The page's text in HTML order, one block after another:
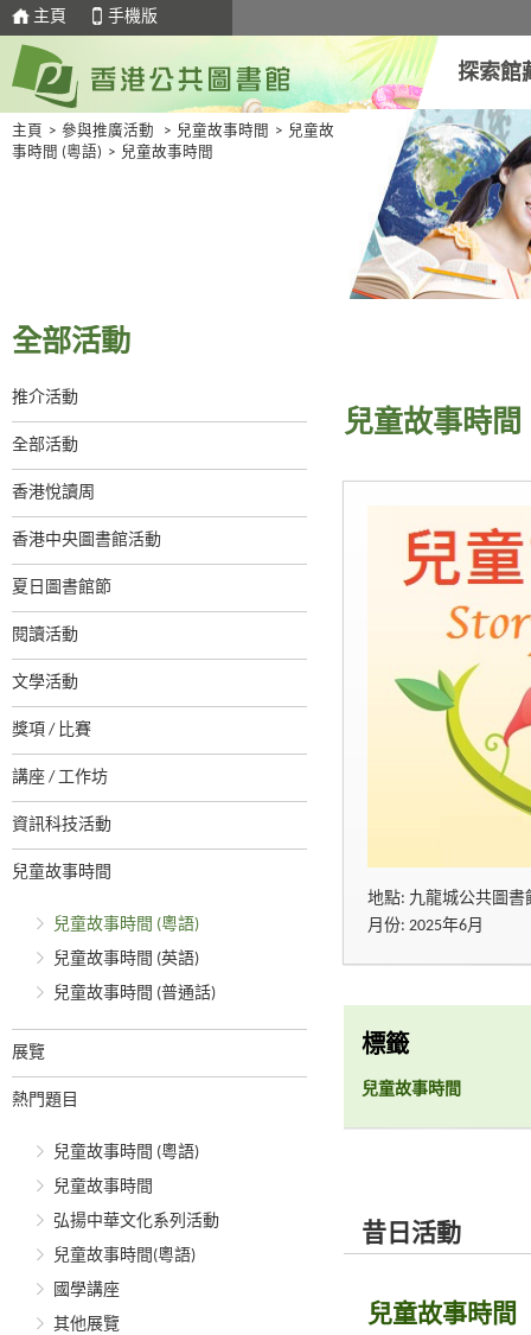
主頁 手機版
探索館
主頁 > 參與推廣活動 > 兒童故事時間 > 兒童故
事時間 (粵語) > 兒童故事時間
全部活動
推介活動
全部活動
香港悅讀周
香港中央圖書館活動
夏日圖書館節
閱讀活動
文學活動
獎項 / 比賽
講座 / 工作坊
資訊科技活動
兒童故事時間
兒童故事時間 (粵語)
兒童故事時間 (英語)
兒童故事時間 (普通話)
展覽
熱門題目
兒童故事時間 (粵語)
兒童故事時間
弘揚中華文化系列活動
兒童故事時間(粵語)
國學講座
其他展覽
兒童故事時間
地點: 九龍城公共圖書
月份: 2025年6月
標籤
兒童故事時間
昔日活動
兒童故事時間